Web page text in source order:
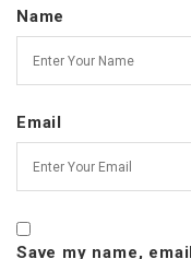
Name
Email
Save my name,